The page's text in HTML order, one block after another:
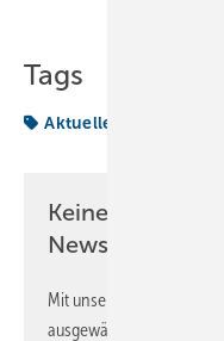
Tags
Aktuelles aus der
Keine Zeit?
Newsletter!
Mit unserem Newsletter
ausgewählte